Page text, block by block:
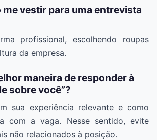
me vestir para uma entrevista
profissional, escolhendo roupas
da empresa.
maneira de responder à
sobre você”?
sua experiência relevante e como
com a vaga. Nesse sentido, evite
não relacionados à posição.